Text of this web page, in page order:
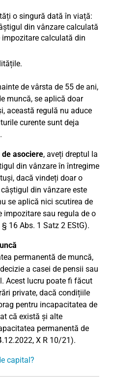
o singură dată în viață:
din vânzare calculată
calculată din
de vârsta de 55 de ani,
muncă, se aplică doar
această regulă nu aduce
curente sunt deja
asociere, aveți dreptul la
din vânzare în întregime
dacă vindeți doar o
din vânzare este
se aplică nici scutirea de
impozitare sau regula de o
16 Abs. 1 Satz 2 EStG).
permanentă de muncă,
a casei de pensii sau
Acest lucru poate fi făcut
private, dacă condițiile
pentru incapacitatea de
că există și alte
permanentă de
X R 10/21).
capital?